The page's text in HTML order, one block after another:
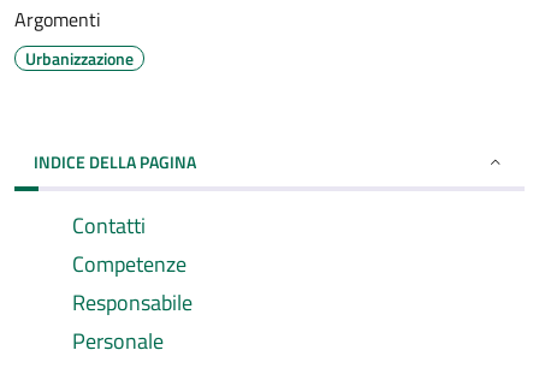
Argomenti
Urbanizzazione
INDICE DELLA PAGINA
Contatti
Competenze
Responsabile
Personale